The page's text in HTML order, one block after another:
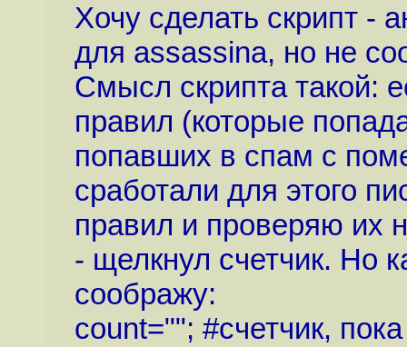
Хочу сделать скрипт -
для assassina, но не
Смысл скрипта такой:
правил (которые
попавших в спам с
сработали для этого
правил и проверяю их
- щелкнул счетчик. Но
соображу:
count=""; #счетчик,